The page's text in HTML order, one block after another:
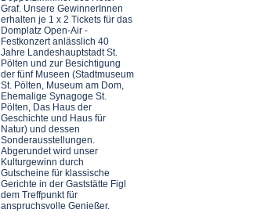
Graf. Unsere GewinnerInnen
erhalten je 1 x 2 Tickets für das
Domplatz Open-Air -
Festkonzert anlässlich 40
Jahre Landeshauptstadt St.
Pölten und zur Besichtigung
der fünf Museen (Stadtmuseum
St. Pölten, Museum am Dom,
Ehemalige Synagoge St.
Pölten, Das Haus der
Geschichte und Haus für
Natur) und dessen
Sonderausstellungen.
Abgerundet wird unser
Kulturgewinn durch
Gutscheine für klassische
Gerichte in der Gaststätte Figl
dem Treffpunkt für
anspruchsvolle Genießer.